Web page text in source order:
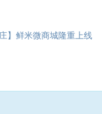
】鲜米微商城隆重上线